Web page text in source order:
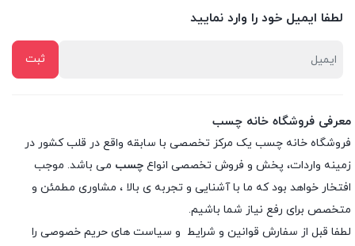
لطفا ایمیل خود را وارد نمایید
معرفی فروشگاه خانه چسب
فروشگاه خانه چسب یک مرکز تخصصی با سابقه واقع در قلب کشور در
زمینه واردات، پخش و فروش تخصصی انواع چسب می باشد. موجب
افتخار خواهد بود که ما با آشنایی و تجربه ی بالا ، مشاوری مطمئن و
متخصص برای رفع نیاز شما باشیم.
لطفا قبل از سفارش قوانین و شرایط و سیاست های حریم خصوصی را